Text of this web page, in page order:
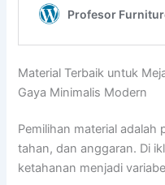
Material Terbaik untuk
Gaya Minimalis Modern
Pemilihan material adalah
tahan, dan anggaran. Di
ketahanan menjadi